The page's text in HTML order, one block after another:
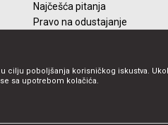
Najčešća pitanja
Pravo na odustajanje
cilju poboljšanja korisničkog iskustva.
sa upotrebom kolačića.